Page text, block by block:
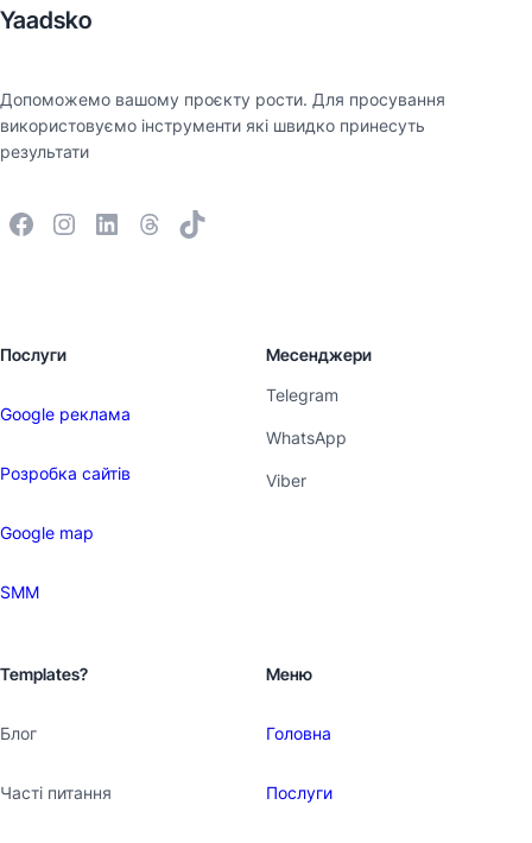
Yaadsko
Допоможемо вашому проєкту рости. Для просування
використовуємо інструменти які швидко принесуть
результати
Послуги
Google реклама
Розробка сайтів
Google map
SMM
Месенджери
Telegram
WhatsApp
Viber
Templates?
Блог
Часті питання
Меню
Головна
Послуги